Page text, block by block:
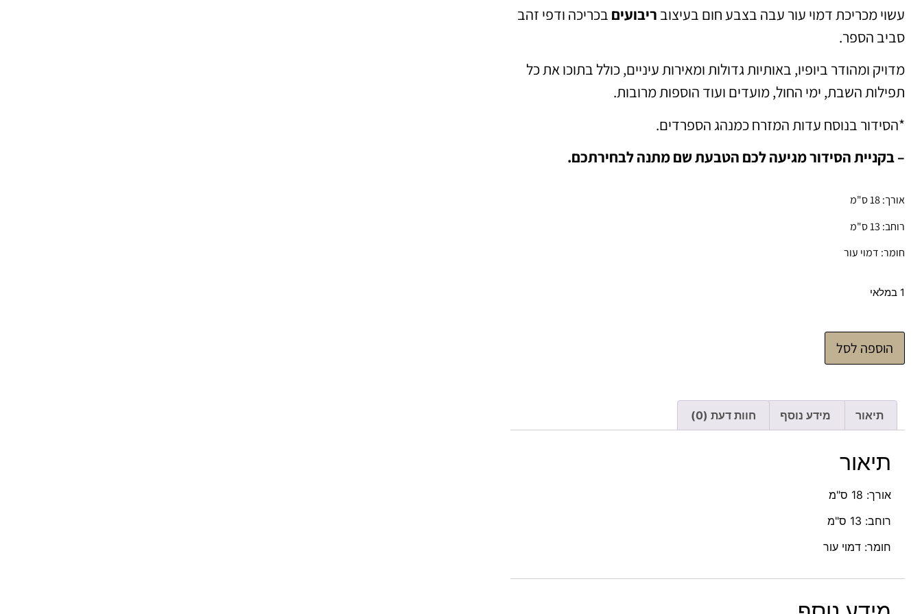
עשוי מכריכת דמוי עור עבה בצבע חום בעיצוב ריבועים בכריכה ודפי זהב
סביב הספר.
מדויק ומהודר ביופיו, באותיות גדולות ומאירות עיניים, כולל בתוכו את כל
תפילות השבת, ימי החול, מועדים ועוד הוספות מרובות.
*הסידור בנוסח עדות המזרח כמנהג הספרדים.
– בקניית הסידור מגיעה לכם הטבעת שם מתנה לבחירתכם.
אורך: 18 ס"מ
רוחב: 13 ס"מ
חומר: דמוי עור
1 במלאי
הוספה לסל
תיאור מידע נוסף חוות דעת (0)
תיאור
אורך: 18 ס"מ
רוחב: 13 ס"מ
חומר: דמוי עור